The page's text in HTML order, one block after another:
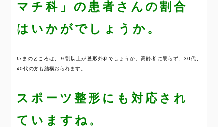
マチ科」の患者さんの割合
はいかがでしょうか。
いまのところは、９割以上が整形外科でしょうか。高齢者に限らず、30代、
40代の方も結構おられます。
スポーツ整形にも対応され
ていますね。